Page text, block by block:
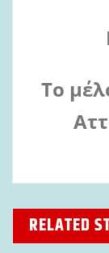
Το
RELATED